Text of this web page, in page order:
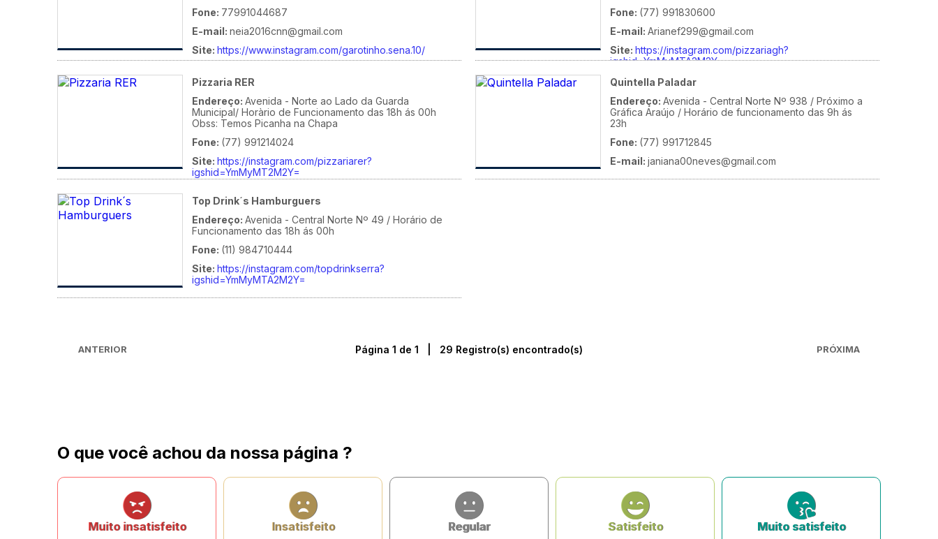
Fone: 77991044687
E-mail: neia2016cnn@gmail.com
Site: https://www.instagram.com/garotinho.sena.10/
Fone: (77) 991830600
E-mail: Arianef299@gmail.com
Site: https://instagram.com/pizzariagh?
igshid=YmMyMTA2M2Y
Pizzaria RER
Endereço: Avenida - Norte ao Lado da Guarda
Municipal/ Horàrio de Funcionamento das 18h ás 00h
Obss: Temos Picanha na Chapa
Fone: (77) 991214024
Site: https://instagram.com/pizzariarer?
igshid=YmMyMT2M2Y=
Quintella Paladar
Endereço: Avenida - Central Norte Nº 938 / Próximo a
Gráfica Araújo / Horário de funcionamento das 9h ás
23h
Fone: (77) 991712845
E-mail: janiana00neves@gmail.com
Top Drink´s Hamburguers
Endereço: Avenida - Central Norte Nº 49 / Horário de
Funcionamento das 18h ás 00h
Fone: (11) 984710444
Site: https://instagram.com/topdrinkserra?
igshid=YmMyMTA2M2Y=
ANTERIOR Página 1 de 1 | 29 Registro(s) encontrado(s) PRÓXIMA
O que você achou da nossa página ?
Muito insatisfeito Insatisfeito Regular Satisfeito Muito satisfeito